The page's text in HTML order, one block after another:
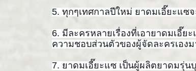
5. ทุกๆเทศกาลปีใหม่ ยาดมเอี๊ยะแซ
6. มีละครหลายเรื่องที่เอายาดมเอี๊ย
ความชอบส่วนตัวของผู้จัดละครเอง
7. ยาดมเอี๊ยะแซ เป็นผู้ผลิตยาดมรุ่น